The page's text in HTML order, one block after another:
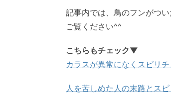
記事内では、鳥のフンがつ
ご覧ください^^
こちらもチェック▼
カラスが異常になくスピリ
人を苦しめた人の末路とス